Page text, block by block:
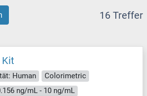
16 Treffer
Kit
Human
Colorimetric
ng/mL - 10 ng/mL